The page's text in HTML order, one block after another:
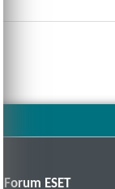
Forum ESET